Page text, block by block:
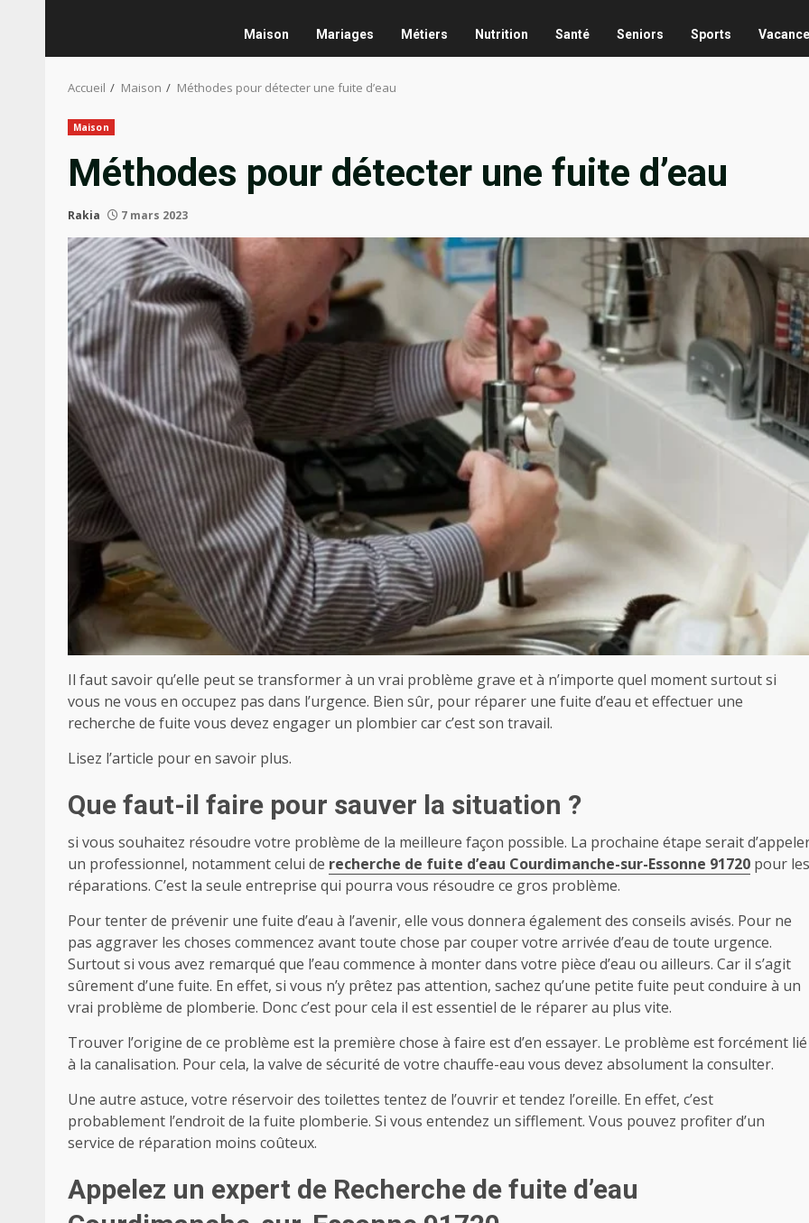
Maison Mariages Métiers Nutrition Santé Seniors Sports
Accueil Maison Méthodes pour détecter une fuite d’eau
Maison
Méthodes pour détecter une fuite d’eau
Rakia 7 mars 2023
Il faut savoir qu’elle peut se transformer à un vrai problème grave et à n’importe quel moment surtout si
vous ne vous en occupez pas dans l’urgence. Bien sûr, pour réparer une fuite d’eau et effectuer une
recherche de fuite vous devez engager un plombier car c’est son travail.
Lisez l’article pour en savoir plus.
Que faut-il faire pour sauver la situation ?
si vous souhaitez résoudre votre problème de la meilleure façon possible. La prochaine étape serait
un professionnel, notamment celui de recherche de fuite d’eau Courdimanche-sur-Essonne 91720 pour les
réparations. C’est la seule entreprise qui pourra vous résoudre ce gros problème.
Pour tenter de prévenir une fuite d’eau à l’avenir, elle vous donnera également des conseils avisés. Pour ne
pas aggraver les choses commencez avant toute chose par couper votre arrivée d’eau de toute urgence.
Surtout si vous avez remarqué que l’eau commence à monter dans votre pièce d’eau ou ailleurs. Car il s’agit
sûrement d’une fuite. En effet, si vous n’y prêtez pas attention, sachez qu’une petite fuite peut conduire à un
vrai problème de plomberie. Donc c’est pour cela il est essentiel de le réparer au plus vite.
Trouver l’origine de ce problème est la première chose à faire est d’en essayer. Le problème est forcément lié
à la canalisation. Pour cela, la valve de sécurité de votre chauffe-eau vous devez absolument la consulter.
Une autre astuce, votre réservoir des toilettes tentez de l’ouvrir et tendez l’oreille. En effet, c’est
probablement l’endroit de la fuite plomberie. Si vous entendez un sifflement. Vous pouvez profiter d’un
service de réparation moins coûteux.
Appelez un expert de Recherche de fuite d’eau